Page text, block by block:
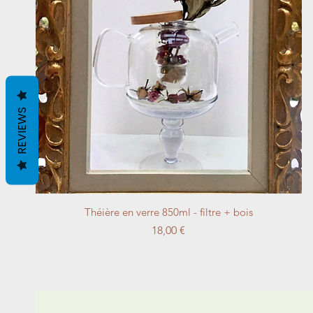
Schnellansicht
Théière en verre 850ml - filtre + bois
Preis
18,00 €
REVIEWS